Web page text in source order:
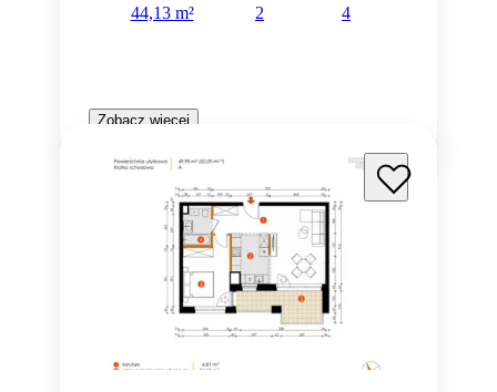
44,13 m²
2
4
Zobacz więcej